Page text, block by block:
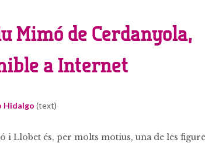
Mimó de Cerdanyola,
a Internet
Hidalgo (text)
i Llobet és, per molts motius, una de les